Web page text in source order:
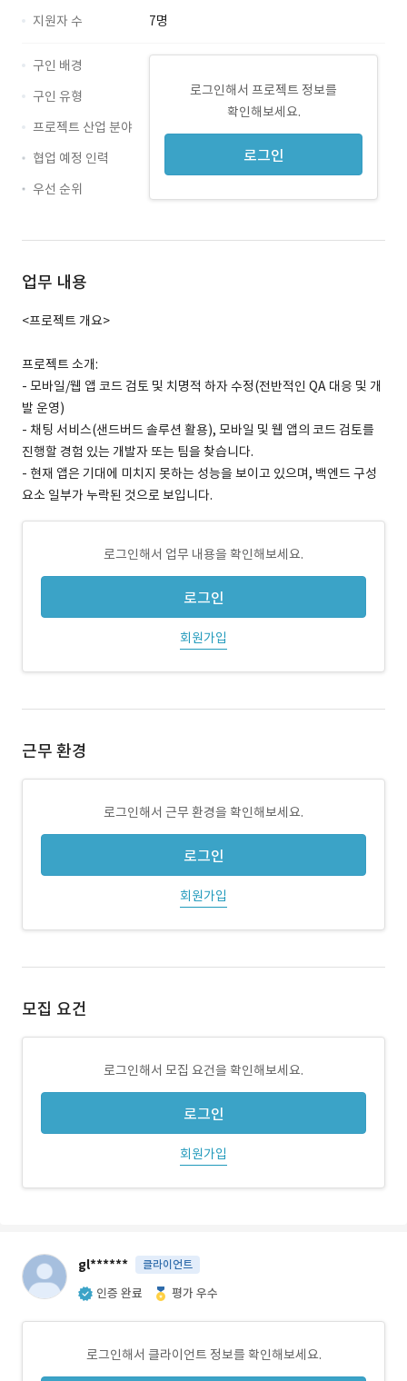
지원자 수
7명
로그인해서 프로젝트 정보를
확인해보세요.
로그인
구인 배경
구인 유형
프로젝트 산업 분야
협업 예정 인력
우선 순위
업무 내용
<프로젝트 개요>
프로젝트 소개:
- 모바일/웹 앱 코드 검토 및 치명적 하자 수정(전반적인 QA 대응 및 개
발 운영)
- 채팅 서비스(샌드버드 솔루션 활용), 모바일 및 웹 앱의 코드 검토를
진행할 경험 있는 개발자 또는 팀을 찾습니다.
- 현재 앱은 기대에 미치지 못하는 성능을 보이고 있으며, 백엔드 구성
요소 일부가 누락된 것으로 보입니다.
로그인해서 업무 내용을 확인해보세요.
로그인
회원가입
근무 환경
로그인해서 근무 환경을 확인해보세요.
로그인
회원가입
모집 요건
로그인해서 모집 요건을 확인해보세요.
로그인
회원가입
gl****** 클라이언트
인증 완료 평가 우수
로그인해서 클라이언트 정보를 확인해보세요.